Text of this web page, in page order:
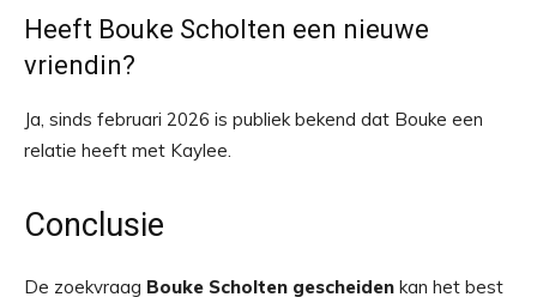
Heeft Bouke Scholten een nieuwe
vriendin?
Ja, sinds februari 2026 is publiek bekend dat Bouke een
relatie heeft met Kaylee.
Conclusie
De zoekvraag Bouke Scholten gescheiden kan het best